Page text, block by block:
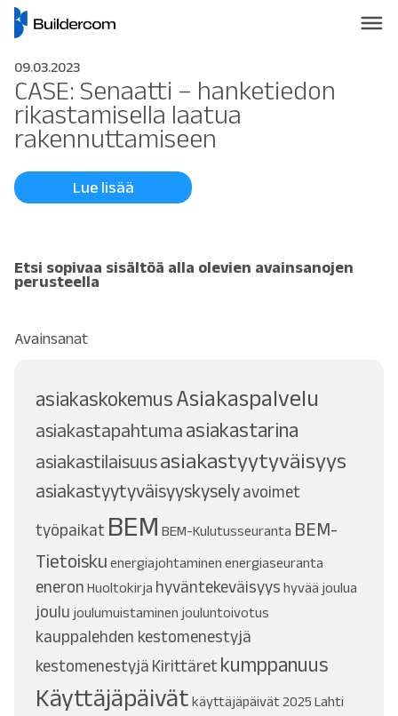
09.03.2023
CASE: Senaatti – hanketiedon
rikastamisella laatua
rakennuttamiseen
Lue lisää
Etsi sopivaa sisältöä alla olevien avainsanojen
perusteella
Avainsanat
asiakaskokemusAsiakaspalvelu
asiakastapahtuma asiakastarina
asiakastilaisuusasiakastyytyväisyys
asiakastyytyväisyyskyselyavoimet
työpaikat BEM BEM-Kulutusseuranta BEM-
Tietoisku energiajohtaminen energiaseuranta
eneron Huoltokirja hyväntekeväisyys hyvää joulua
joulu joulumuistaminen jouluntoivotus
kauppalehden kestomenestyjä
kestomenestyjä Kirittäretkumppanuus
Käyttäjäpäivät käyttäjäpäivät 2025 Lahti